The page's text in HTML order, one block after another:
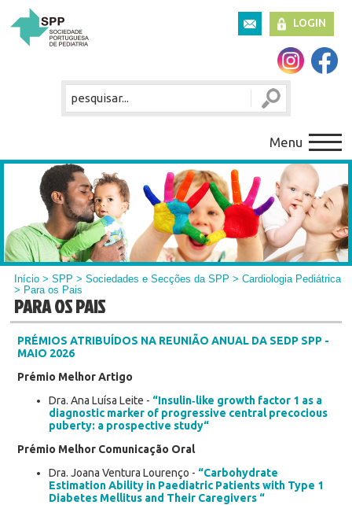
LOGIN
Menu
Início >SPP >Sociedades e Secções da SPP >Cardiologia Pediátrica
> Para os Pais
PARA OS PAIS
PRÉMIOS ATRIBUÍDOS NA REUNIÃO ANUAL DA SEDP SPP -
MAIO 2026
Prémio Melhor Artigo
Dra. Ana Luísa Leite - “Insulin‑like growth factor 1 as a
diagnostic marker of progressive central precocious
puberty: a prospective study“
Prémio Melhor Comunicação Oral
Dra. Joana Ventura Lourenço - “Carbohydrate
Estimation Ability in Paediatric Patients with Type 1
Diabetes Mellitus and Their Caregivers “